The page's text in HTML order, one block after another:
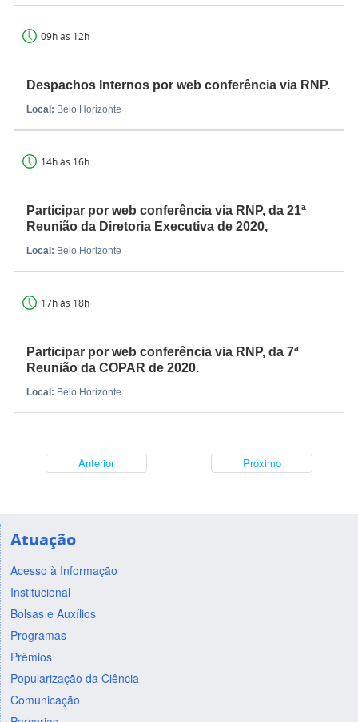
09h às 12h
Despachos Internos por web conferência via RNP.
Local: Belo Horizonte
14h às 16h
Participar por web conferência via RNP, da 21ª
Reunião da Diretoria Executiva de 2020,
Local: Belo Horizonte
17h às 18h
Participar por web conferência via RNP, da 7ª
Reunião da COPAR de 2020.
Local: Belo Horizonte
Anterior Próximo
Atuação
Acesso à Informação
Institucional
Bolsas e Auxílios
Programas
Prêmios
Popularização da Ciência
Comunicação